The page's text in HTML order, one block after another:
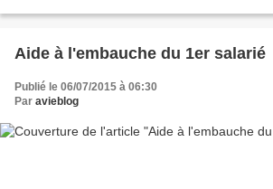
Aide à l'embauche du 1er salarié
Publié le 06/07/2015 à 06:30
Par avieblog